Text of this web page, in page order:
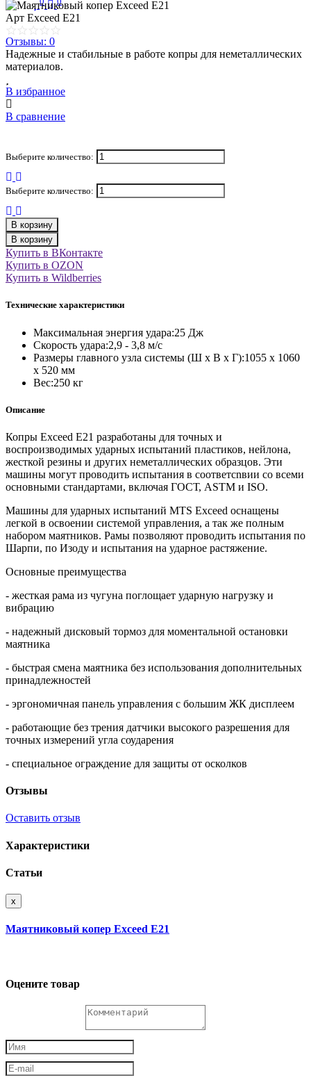
Арт Exceed E21
Отзывы: 0
Надежные и стабильные в работе копры для неметаллических
материалов.
В избранное
В сравнение
Выберите количество:
Выберите количество:
В корзину
В корзину
Купить в ВКонтакте
Купить в OZON
Купить в Wildberries
Технические характеристики
Максимальная энергия удара:25 Дж
Скорость удара:2,9 - 3,8 м/с
Размеры главного узла системы (Ш x В x Г):1055 x 1060
x 520 мм
Вес:250 кг
Описание
Копры Exceed E21 разработаны для точных и
воспроизводимых ударных испытаний пластиков, нейлона,
жесткой резины и других неметаллических образцов. Эти
машины могут проводить испытания в соответcnвии со всеми
основными стандартами, включая ГОСТ, ASTM и ISO.
Машины для ударных испытаний MTS Exceed оснащены
легкой в освоении системой управления, а так же полным
набором маятников. Рамы позволяют проводить испытания по
Шарпи, по Изоду и испытания на ударное растяжение.
Основные преимущества
- жесткая рама из чугуна поглощает ударную нагрузку и
вибрацию
- надежный дисковый тормоз для моментальной остановки
маятника
- быстрая смена маятника без использования дополнительных
принадлежностей
- эргономичная панель управления с большим ЖК дисплеем
- работающие без трения датчики высокого разрешения для
точных измерений угла соударения
- специальное ограждение для защиты от осколков
Отзывы
Оставить отзыв
Характеристики
Статьи
x
Маятниковый копер Exceed E21
Оцените товар